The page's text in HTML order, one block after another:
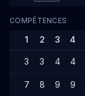
COMPÉTENCES
1 2 3 4
3 3 4 4
7 8 9 9